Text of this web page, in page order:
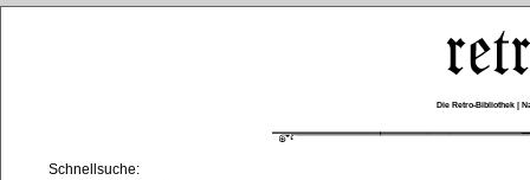
Die Retro-Bibliothek |
Schnellsuche: